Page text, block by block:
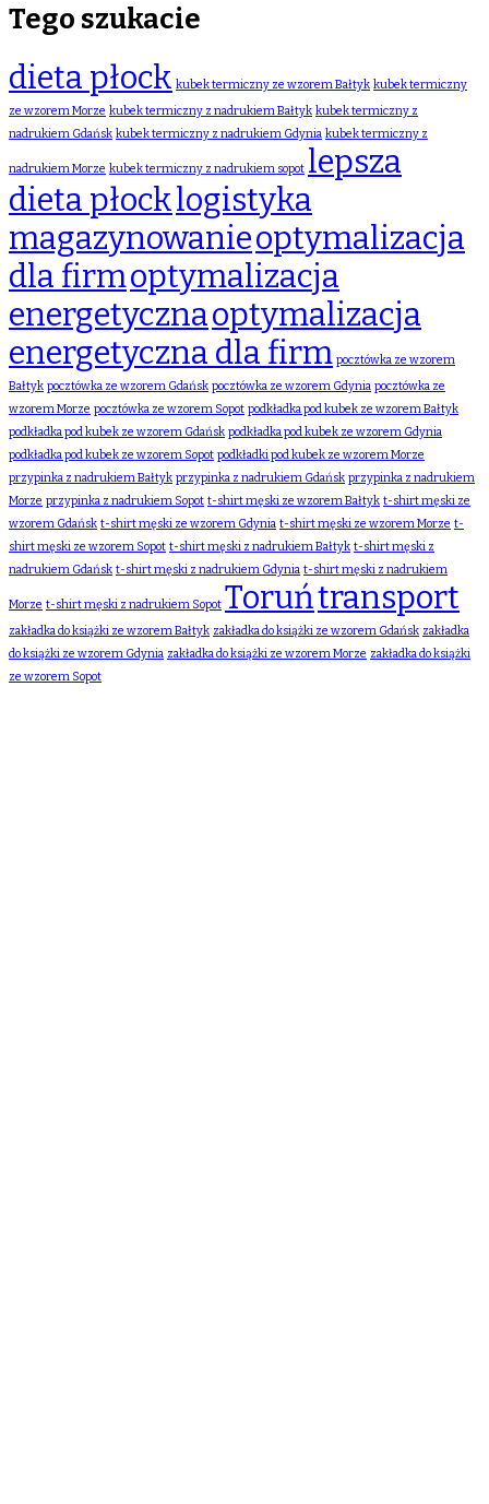
Tego szukacie
dieta płock kubek termiczny ze wzorem Bałtyk kubek termiczny
ze wzorem Morze kubek termiczny z nadrukiem Bałtyk kubek termiczny z
nadrukiem Gdańsk kubek termiczny z nadrukiem Gdynia kubek termiczny z
nadrukiem Morze kubek termiczny z nadrukiem sopot lepsza
dieta płocklogistyka
magazynowanieoptymalizacja
dla firmoptymalizacja
energetycznaoptymalizacja
energetyczna dla firm pocztówka ze wzorem
Bałtyk pocztówka ze wzorem Gdańsk pocztówka ze wzorem Gdynia pocztówka ze
wzorem Morze pocztówka ze wzorem Sopot podkładka pod kubek ze wzorem Bałtyk
podkładka pod kubek ze wzorem Gdańsk podkładka pod kubek ze wzorem Gdynia
podkładka pod kubek ze wzorem Sopot podkładki pod kubek ze wzorem Morze
przypinka z nadrukiem Bałtyk przypinka z nadrukiem Gdańsk przypinka z nadrukiem
Morze przypinka z nadrukiem Sopot t-shirt męski ze wzorem Bałtyk t-shirt męski ze
wzorem Gdańsk t-shirt męski ze wzorem Gdynia t-shirt męski ze wzorem Morze t-
shirt męski ze wzorem Sopot t-shirt męski z nadrukiem Bałtyk t-shirt męski z
nadrukiem Gdańsk t-shirt męski z nadrukiem Gdynia t-shirt męski z nadrukiem
Morze t-shirt męski z nadrukiem Sopot Toruńtransport
zakładka do książki ze wzorem Bałtyk zakładka do książki ze wzorem Gdańsk zakładka
do książki ze wzorem Gdynia zakładka do książki ze wzorem Morze zakładka do książki
ze wzorem Sopot